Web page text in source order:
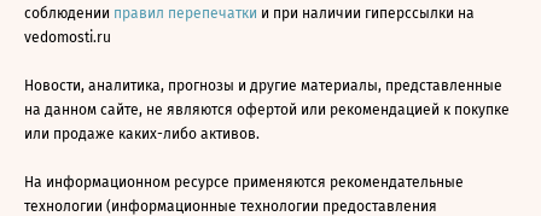
соблюдении правил перепечатки и при наличии гиперссылки на
vedomosti.ru
Новости, аналитика, прогнозы и другие материалы, представленные
на данном сайте, не являются офертой или рекомендацией к покупке
или продаже каких-либо активов.
На информационном ресурсе применяются рекомендательные
технологии (информационные технологии предоставления